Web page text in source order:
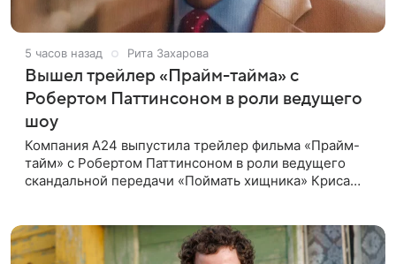
5 часов назад Рита Захарова
Вышел трейлер «Прайм-тайма» с
Робертом Паттинсоном в роли ведущего
шоу
Компания A24 выпустила трейлер фильма «Прайм-
тайм» с Робертом Паттинсоном в роли ведущего
скандальной передачи «Поймать хищника» Криса